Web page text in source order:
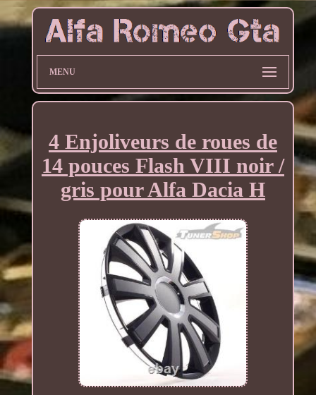
MENU
4 Enjoliveurs de roues de
14 pouces Flash VIII noir /
gris pour Alfa Dacia H